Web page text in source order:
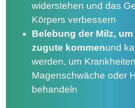
widerstehen und das
Körpers verbessern
Belebung der Milz,
zugute kommenund
werden, um
Magenschwäche oder
behandeln